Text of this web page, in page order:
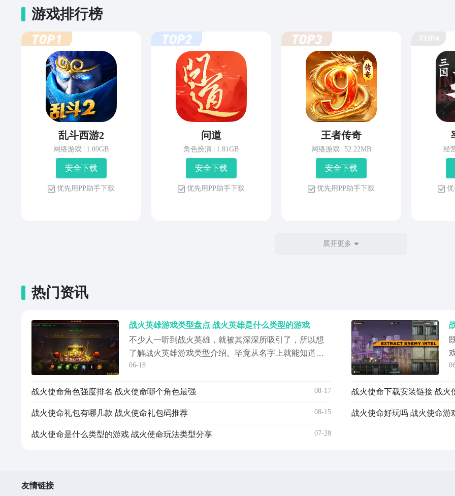
游戏排行榜
乱斗西游2
网络游戏 1.09GB
安 全 下 载
优 先 用 P P 助 手 下 载
问道
角色扮演 1.81GB
安 全 下 载
优 先 用 P P 助 手 下 载
王者传奇
网络游戏 52.22MB
安 全 下 载
优 先 用 P P 助 手 下 载
经
优
展开更多
热门资讯
战火英雄游戏类型盘点 战火英雄是什么类型的游戏
不少人一听到战火英雄，就被其深深所吸引了，所以想
了解战火英雄游戏类型介绍。毕竟从名字上就能知道在
这个英雄为尊的时代中肯定会席卷出无数的战火，对于
的英雄。所以由此可见他的玩法更加偏向于战争以及战
个职业中选择...
06-18
战火使命角色强度排名 战火使命哪个角色最强 08-17
战火使命礼包有哪几款 战火使命礼包码推荐 08-15
战火使命是什么类型的游戏 战火使命玩法类型分享 07-28
#
战火使命下载安装链接 战火
战火使命好玩吗 战火使命游
友情链接